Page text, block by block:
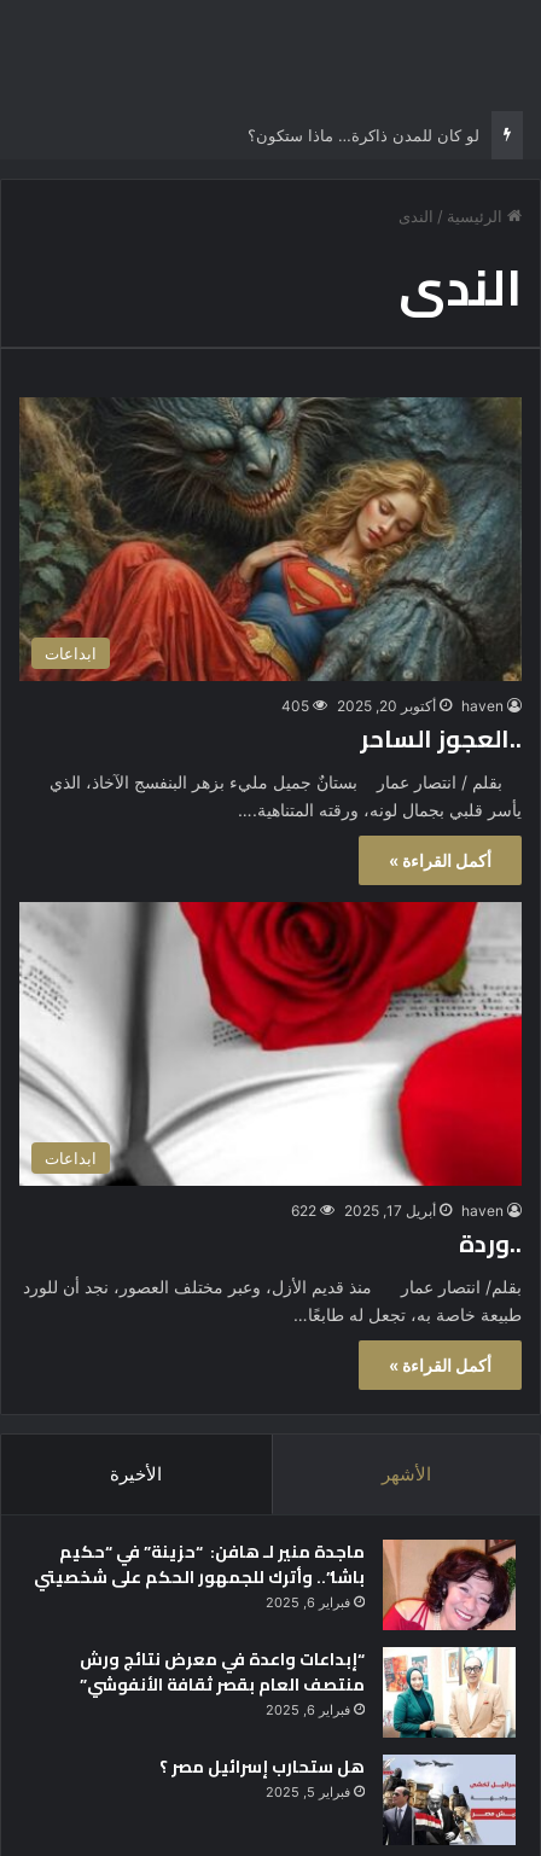
لو كان للمدن ذاكرة… ماذا ستكون؟
الرئيسية / الندى
الندى
ابداعات
haven أكتوبر 20, 2025 405
..العجوز الساحر
بقلم / انتصار عمار بستانٌ جميل مليء بزهر البنفسج الآخاذ، الذي
يأسر قلبي بجمال لونه، ورقته المتناهية.…
أكمل القراءة »
ابداعات
haven أبريل 17, 2025 622
..وردة
بقلم/ انتصار عمار منذ قديم الأزل، وعبر مختلف العصور، نجد أن للورد
طبيعة خاصة به، تجعل له طابعًا…
أكمل القراءة »
الأشهر الأخيرة
ماجدة منير لـ هافن: “حزينة” في “حكيم
باشا”.. وأترك للجمهور الحكم على شخصيتي
فبراير 6, 2025
“إبداعات واعدة في معرض نتائج ورش
منتصف العام بقصر ثقافة الأنفوشي”
فبراير 6, 2025
هل ستحارب إسرائيل مصر ؟
فبراير 5, 2025